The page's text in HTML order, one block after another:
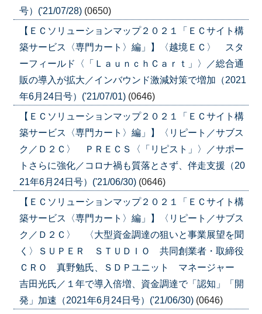
号）('21/07/28) (0650)
【ＥＣソリューションマップ２０２１「ＥＣサイト構
築サービス〈専門カート〉編」】〈越境ＥＣ〉 スタ
ーフィールド〈「ＬａｕｎｃｈＣａｒｔ」〉／総合通
販の導入が拡大／インバウンド激減対策で増加（2021
年6月24日号）('21/07/01) (0646)
【ＥＣソリューションマップ２０２１「ＥＣサイト構
築サービス〈専門カート〉編」】〈リピート／サブス
ク／Ｄ２Ｃ〉 ＰＲＥＣＳ〈「リピスト」〉／サポー
トさらに強化／コロナ禍も質落とさず、伴走支援（20
21年6月24日号）('21/06/30) (0646)
【ＥＣソリューションマップ２０２１「ＥＣサイト構
築サービス〈専門カート〉編」】〈リピート／サブス
ク／Ｄ２Ｃ〉 〈大型資金調達の狙いと事業展望を聞
く〉ＳＵＰＥＲ ＳＴＵＤＩＯ 共同創業者・取締役
ＣＲＯ 真野勉氏、ＳＤＰユニット マネージャー
吉田光氏／１年で導入倍増、資金調達で「認知」「開
発」加速（2021年6月24日号）('21/06/30) (0646)